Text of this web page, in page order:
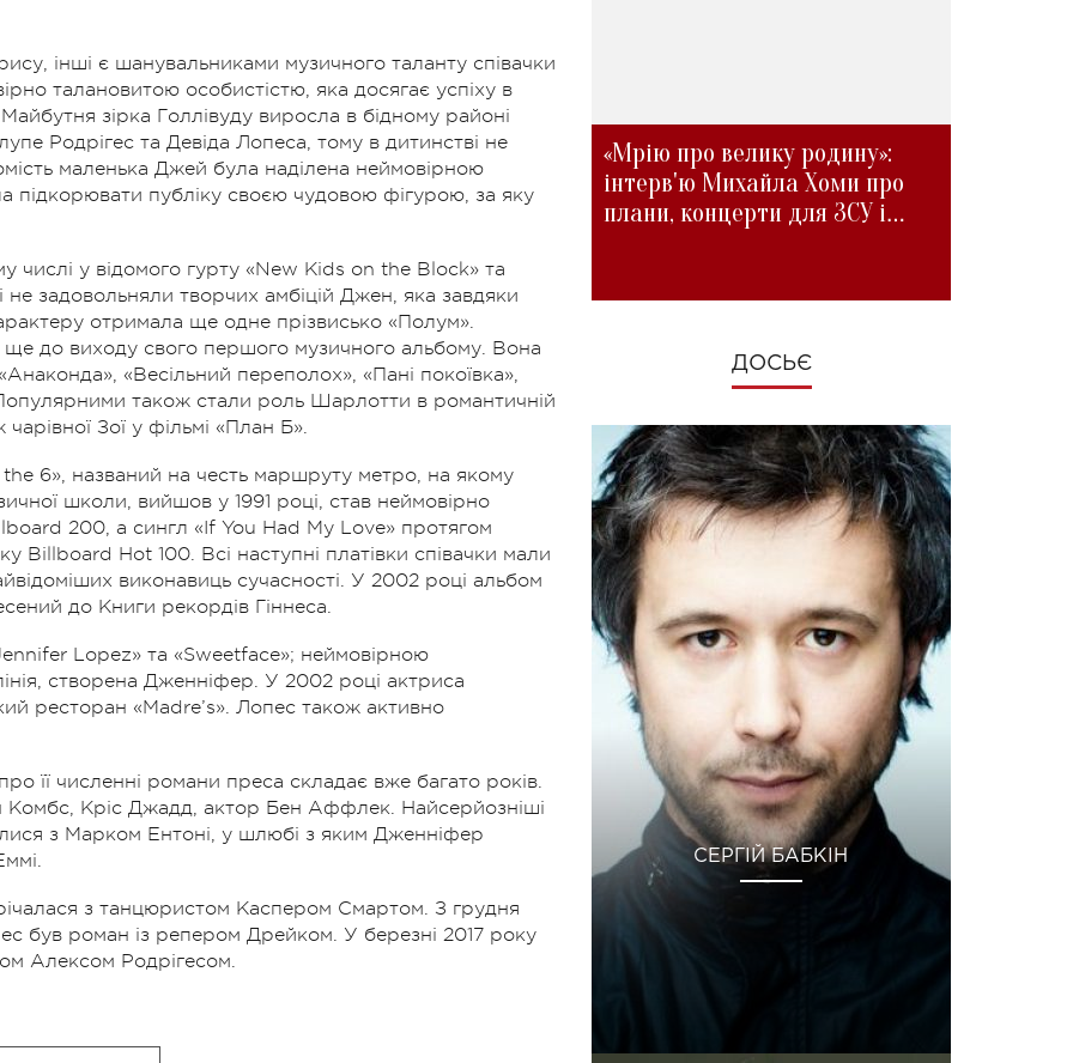
інші є шанувальниками музичного таланту співачки
талановитою особистістю, яка досягає успіху в
Майбутня зірка Голлівуду виросла в бідному районі
Родрігес та Девіда Лопеса, тому в дитинстві не
маленька Джей була наділена неймовірною
підкорювати публіку своєю чудовою фігурою, за яку
числі у відомого гурту «New Kids on the Block» та
задовольняли творчих амбіцій Джен, яка завдяки
отримала ще одне прізвисько «Полум».
до виходу свого першого музичного альбому. Вона
«Весільний переполох», «Пані покоївка»,
також стали роль Шарлотти в романтичній
Зої у фільмі «План Б».
6», названий на честь маршруту метро, на якому
школи, вийшов у 1991 році, став неймовірно
200, а сингл «If You Had My Love» протягом
Billboard Hot 100. Всі наступні платівки співачки мали
виконавиць сучасності. У 2002 році альбом
до Книги рекордів Гіннеса.
Lopez» та «Sweetface»; неймовірною
створена Дженніфер. У 2002 році актриса
ресторан «Madre’s». Лопес також активно
її численні романи преса складає вже багато років.
Кріс Джадд, актор Бен Аффлек. Найсерйозніші
з Марком Ентоні, у шлюбі з яким Дженніфер
з танцюристом Каспером Смартом. З грудня
був роман із репером Дрейком. У березні 2017 року
Алексом Родрігесом.
«Мрію про велику родину»:
інтерв'ю Михайла Хоми про
плани, концерти для ЗСУ і
ДОСЬЄ
СЕРГІЙ БАБКІН